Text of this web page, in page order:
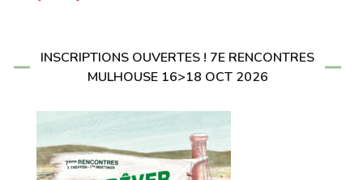
INSCRIPTIONS OUVERTES ! 7E RENCONTRES
MULHOUSE 16>18 OCT 2026